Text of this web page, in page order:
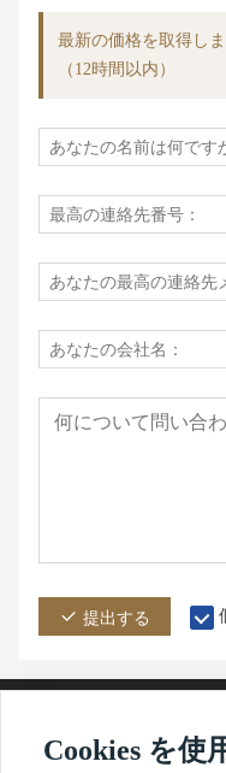
最新の価格を取得し
（12時間以内）
提出する
Cookies を使